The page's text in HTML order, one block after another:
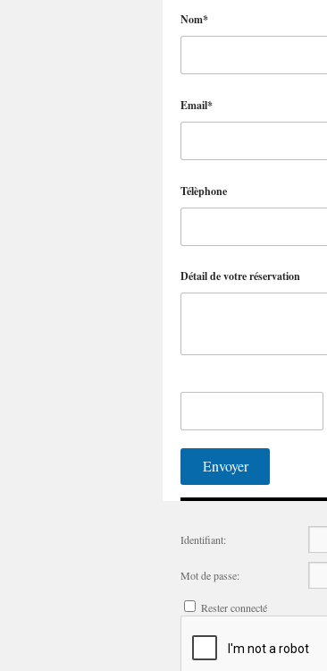
Nom*
Email*
Télèphone
Détail de votre réservation
Identifiant:
Mot de passe:
Rester connecté